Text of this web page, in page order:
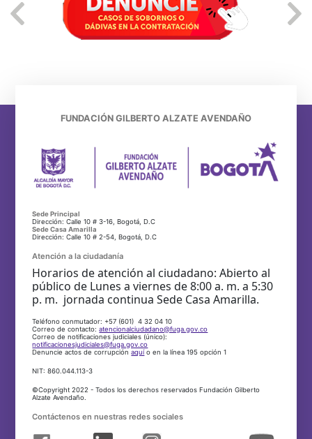
FUNDACIÓN GILBERTO ALZATE AVENDAÑO
Sede Principal
Dirección: Calle 10 # 3-16, Bogotá, D.C
Sede Casa Amarilla
Dirección: Calle 10 # 2-54, Bogotá, D.C
Atención a la ciudadanía
Horarios de atención al ciudadano: Abierto al
público de Lunes a viernes de 8:00 a. m. a 5:30
p. m. jornada continua Sede Casa Amarilla.
Teléfono conmutador: +57 (601) 4 32 04 10
Correo de contacto:atencionalciudadano@fuga.gov.co
Correo de notificaciones judiciales (único):
notificacionesjudiciales@fuga.gov.co
Denuncie actos de corrupciónaquío en la línea 195 opción 1
NIT: 860.044.113-3
©Copyright 2022 - Todos los derechos reservados Fundación Gilberto
Alzate Avendaño.
Contáctenos en nuestras redes sociales